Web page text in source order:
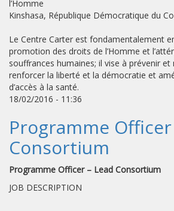
l’Homme
Kinshasa, République Démocratique du
Le Centre Carter est fondamentalement
promotion des droits de l’Homme et
souffrances humaines; il vise à prévenir
renforcer la liberté et la démocratie et
d’accès à la santé.
18/02/2016 - 11:36
Programme Officer
Consortium
Programme Officer – Lead Consortium
JOB DESCRIPTION